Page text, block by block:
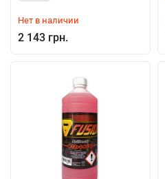
Нет в наличии
2 143 грн.